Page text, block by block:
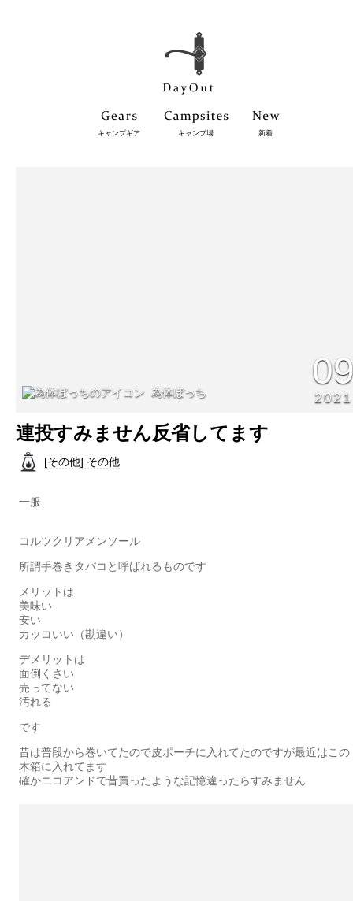
キャンプギア キャンプ場 新着
為体ぼっち 2021
連投すみません反省してます
[その他] その他
一服
コルツクリアメンソール
所謂手巻きタバコと呼ばれるものです
メリットは
美味い
安い
カッコいい（勘違い）
デメリットは
面倒くさい
売ってない
汚れる
です
昔は普段から巻いてたので皮ポーチに入れてたのですが最近はこの
木箱に入れてます
確かニコアンドで昔買ったような記憶違ったらすみません